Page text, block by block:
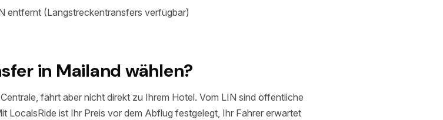
entfernt (Langstreckentransfers verfügbar)
in Mailand wählen?
fährt aber nicht direkt zu Ihrem Hotel. Vom LIN sind öffentliche
LocalsRide ist Ihr Preis vor dem Abflug festgelegt, Ihr Fahrer erwartet